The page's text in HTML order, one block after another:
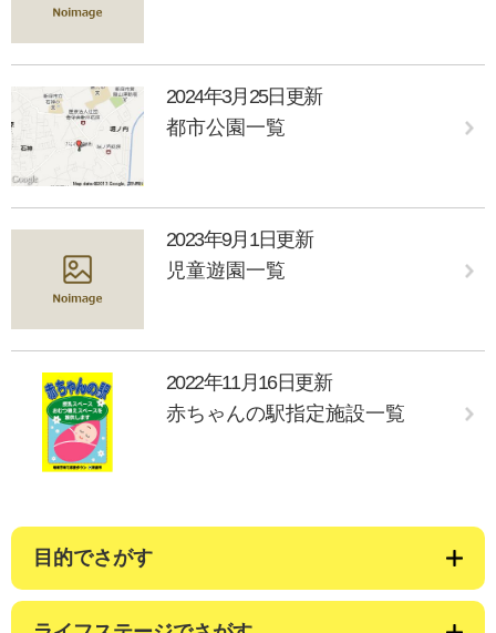
2024年3月25日更新
都市公園一覧
2023年9月1日更新
児童遊園一覧
2022年11月16日更新
赤ちゃんの駅指定施設一覧
目的でさがす